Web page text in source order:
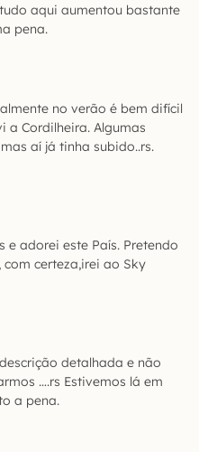
aqui aumentou bastante
pena.
no verão é bem difícil
a Cordilheira. Algumas
aí já tinha subido..rs.
e adorei este País. Pretendo
certeza,irei ao Sky
detalhada e não
….rs Estivemos lá em
a pena.